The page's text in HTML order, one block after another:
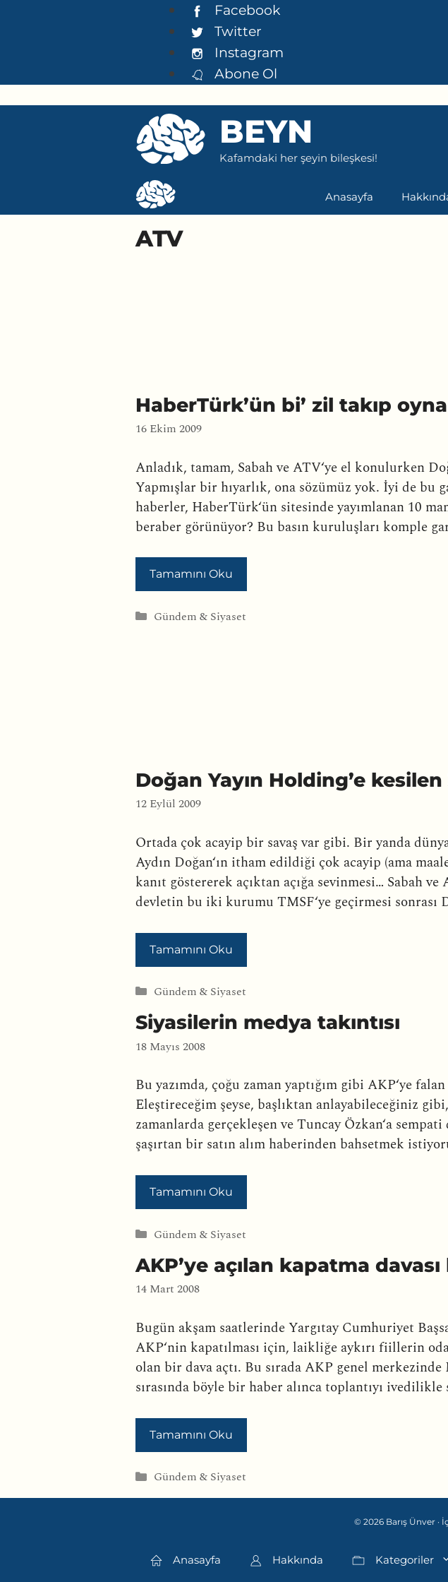
Facebook
Twitter
Instagram
Abone Ol
BEYN
Kafamdaki her şeyin bileşkesi!
Anasayfa
ATV
HaberTürk’ün bi’ zil takıp
16 Ekim 2009
Anladık, tamam, Sabah ve ATV‘ye el konulurken
Yapmışlar bir hıyarlık, ona sözümüz yok. İyi de bu
haberler, HaberTürk‘ün sitesinde yayımlanan 10
beraber görünüyor? Bu basın kuruluşları komple
Tamamını Oku
Kategoriler
Gündem & Siyaset
Doğan Yayın Holding’e
12 Eylül 2009
Ortada çok acayip bir savaş var gibi. Bir yanda
Aydın Doğan‘ın itham edildiği çok acayip (ama
kanıt göstererek açıktan açığa sevinmesi… Sabah
devletin bu iki kurumu TMSF‘ye geçirmesi sonrası
Tamamını Oku
Kategoriler
Gündem & Siyaset
Siyasilerin medya takıntısı
18 Mayıs 2008
Bu yazımda, çoğu zaman yaptığım gibi AKP‘ye
Eleştireceğim şeyse, başlıktan anlayabileceğiniz
zamanlarda gerçekleşen ve Tuncay Özkan‘a
şaşırtan bir satın alım haberinden bahsetmek
Tamamını Oku
Kategoriler
Gündem & Siyaset
AKP’ye açılan kapatma
14 Mart 2008
Bugün akşam saatlerinde Yargıtay Cumhuriyet
AKP‘nin kapatılması için, laikliğe aykırı fiillerin
olan bir dava açtı. Bu sırada AKP genel
sırasında böyle bir haber alınca toplantıyı
Tamamını Oku
Kategoriler
Gündem & Siyaset
© 2026 Barış Ünver ·
Anasayfa Hakkında Kategoriler